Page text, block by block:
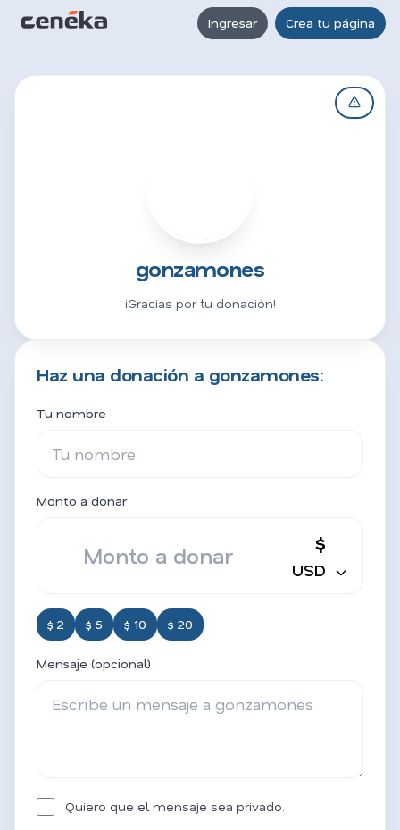
Ingresar Crea tu página
gonzamones
¡Gracias por tu donación!
Haz una donación a gonzamones:
Tu nombre
Monto a donar
$
USD
$ 2 $ 5 $ 10 $ 20
Mensaje (opcional)
Quiero que el mensaje sea privado.